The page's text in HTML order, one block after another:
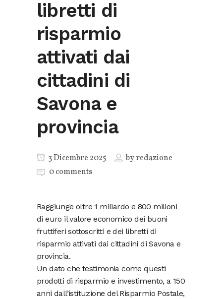
libretti di
risparmio
attivati dai
cittadini di
Savona e
provincia
3 Dicembre 2025 byredazione
0 comments
Raggiunge oltre 1 miliardo e 800 milioni
di euro il valore economico dei buoni
fruttiferi sottoscritti e dei libretti di
risparmio attivati dai cittadini di Savona e
provincia.
Un dato che testimonia come questi
prodotti di risparmio e investimento, a 150
anni dall’istituzione del Risparmio Postale,